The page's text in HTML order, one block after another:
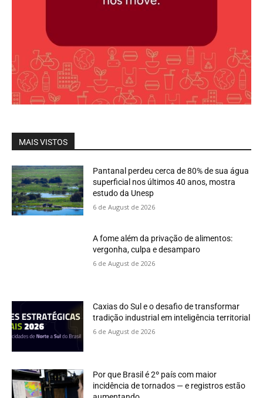
MAIS VISTOS
Pantanal perdeu cerca de 80% de sua água
superficial nos últimos 40 anos, mostra
estudo da Unesp
6 de August de 2026
A fome além da privação de alimentos:
vergonha, culpa e desamparo
6 de August de 2026
Caxias do Sul e o desafio de transformar
tradição industrial em inteligência territorial
6 de August de 2026
Por que Brasil é 2º país com maior
incidência de tornados — e registros estão